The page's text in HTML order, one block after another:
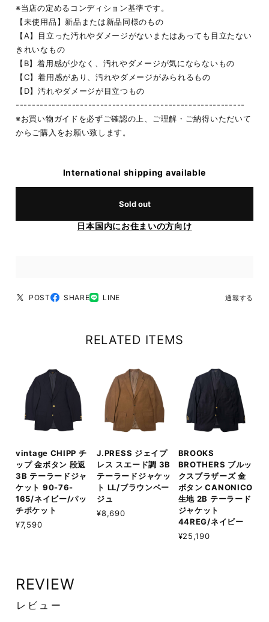
※当店の定めるコンディション基準です。
【未使用品】新品または新品同様のもの
【A】目立った汚れやダメージがないまたはあっても目立たない
きれいなもの
【B】着用感が少なく、汚れやダメージが気にならないもの
【C】着用感があり、汚れやダメージがみられるもの
【D】汚れやダメージが目立つもの
---------------------------------------------------------
※お買い物ガイドを必ずご確認の上、ご理解・ご納得いただいて
からご購入をお願い致します。
International shipping available
Sold out
日本国内にお住まいの方向け
POST SHARE LINE 通報する
RELATED ITEMS
vintage CHIPP チ
ップ 金ボタン 段返
3B テーラードジャ
ケット 90-76-
165/ネイビー/パッ
チポケット
¥7,590
J.PRESS ジェイプ
レス スエード調 3B
テーラードジャケッ
ト LL/ブラウンベー
ジュ
¥8,690
BROOKS
BROTHERS ブルッ
クスブラザーズ 金
ボタン CANONICO
生地 2B テーラード
ジャケット
44REG/ネイビー
¥25,190
REVIEW
レビュー